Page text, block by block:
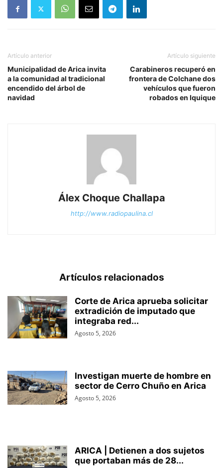
Artículo anterior
Municipalidad de Arica invita
a la comunidad al tradicional
encendido del árbol de
navidad
Artículo siguiente
Carabineros recuperó en
frontera de Colchane dos
vehículos que fueron
robados en Iquique
Álex Choque Challapa
http://www.radiopaulina.cl
Artículos relacionados
Corte de Arica aprueba solicitar
extradición de imputado que
integraba red...
Agosto 5, 2026
Investigan muerte de hombre en
sector de Cerro Chuño en Arica
Agosto 5, 2026
ARICA | Detienen a dos sujetos
que portaban más de 28...